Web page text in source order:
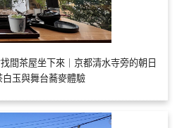
間茶屋坐下來｜京都清水寺旁的朝日
玉與舞台蕎麥體驗